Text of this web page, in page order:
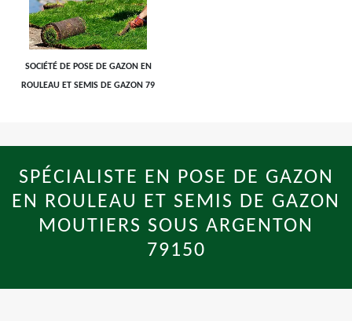
SOCIÉTÉ DE POSE DE GAZON EN
ROULEAU ET SEMIS DE GAZON 79
SPÉCIALISTE EN POSE DE GAZON
EN ROULEAU ET SEMIS DE GAZON
MOUTIERS SOUS ARGENTON
79150